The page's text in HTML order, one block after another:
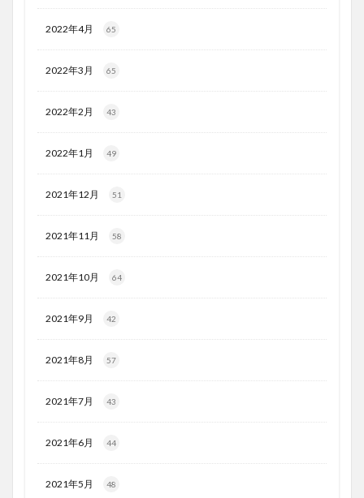
2022年4月 65
2022年3月 65
2022年2月 43
2022年1月 49
2021年12月 51
2021年11月 58
2021年10月 64
2021年9月 42
2021年8月 57
2021年7月 43
2021年6月 44
2021年5月 48